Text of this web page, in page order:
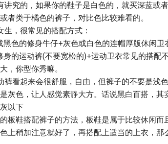
讲究的，如果你的鞋子是白色的，就买深蓝或
者类于橘色的裤子，对比色比较难看的。
生，很常见的搭配方式：
黑色的修身牛仔+灰色或白色的连帽厚版休闲卫
身的运动裤(不要宽松的)+运动卫衣常见的搭配
，你型你秀嘛。
裤看起来会很舒服，自由，但裤子的不要是浅
灰色，让人感觉素静大方。话说黑白百搭，
以下
板鞋搭配裤子的方法，板鞋是属于比较休闲
上稍加注意就好了，再搭配上适当的上衣，那